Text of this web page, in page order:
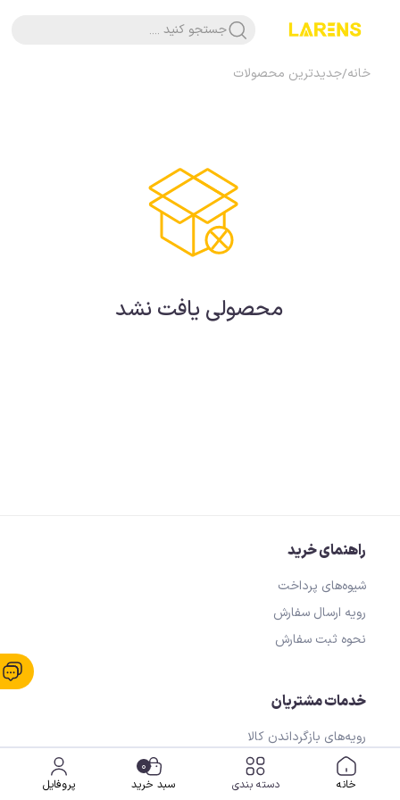
جستجو کنید ....
خانه/جدیدترین محصولات
محصولی یافت نشد
راهنمای خرید
شیوه‌های پرداخت
رویه ارسال سفارش
نحوه ثبت سفارش
خدمات مشتریان
رویه‌های بازگرداندن کالا
شرایط استفاده
حریم خصوصی
پروفایل
0
سبد خرید دسته بندی خانه